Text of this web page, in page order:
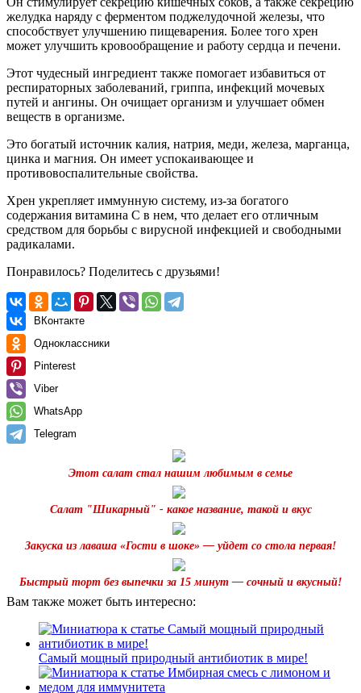
желудка наряду с ферментом поджелудочной железы, что
способствует улучшению пищеварения. Более того хрен
может улучшить кровообращение и работу сердца и печени.
Этот чудесный ингредиент также помогает избавиться от
респираторных заболеваний, гриппа, инфекций мочевых
путей и ангины. Он очищает организм и улучшает обмен
веществ в организме.
Это богатый источник калия, натрия, меди, железа, марганца,
цинка и магния. Он имеет успокаивающее и
противовоспалительные свойства.
Хрен укрепляет иммунную систему, из-за богатого
содержания витамина С в нем, что делает его отличным
средством для борьбы с вирусной инфекцией и свободными
радикалами.
Понравилось? Поделитесь с друзьями!
ВКонтакте
Одноклассники
Pinterest
Viber
WhatsApp
Telegram
Этот салат стал нашим любимым в семье
Салат "Шикарный" - какое название, такой и вкус
Закуска из лаваша «Гости в шоке» — уйдет со стола первая!
Быстрый торт без выпечки за 15 минут — сочный и вкусный!
Вам также может быть интересно:
Самый мощный природный антибиотик в мире!